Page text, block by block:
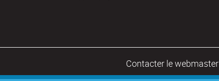
Contacter le webmaster